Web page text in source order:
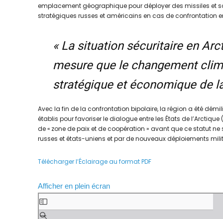
emplacement géographique pour déployer des missiles et
stratégiques russes et américains en cas de confrontation
« La situation sécuritaire en
mesure que le changement
stratégique et économique de
Avec la fin de la confrontation bipolaire, la région a été
établis pour favoriser le dialogue entre les États de
de « zone de paix et de coopération » avant que ce statut
russes et états-uniens et par de nouveaux déploiements
Télécharger l’Éclairage au format PDF
Afficher en plein écran
A